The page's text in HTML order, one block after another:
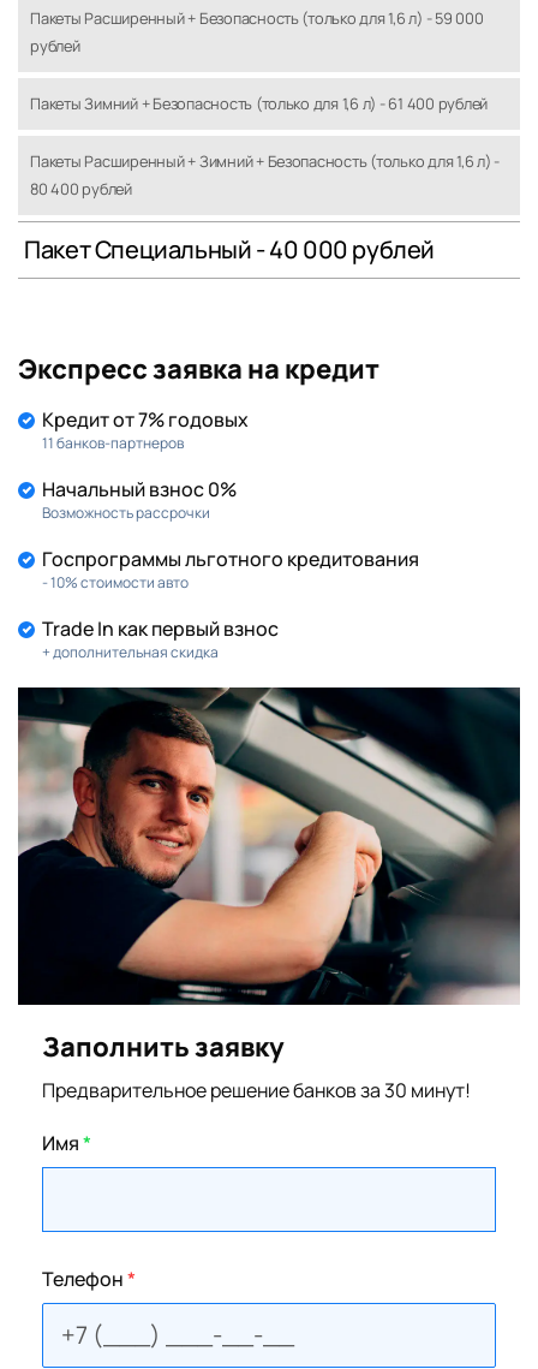
Пакеты Расширенный + Безопасность (только для 1,6 л) - 59 000
рублей
Пакеты Зимний + Безопасность (только для 1,6 л) - 61 400 рублей
Пакеты Расширенный + Зимний + Безопасность (только для 1,6 л) -
80 400 рублей
Пакет Специальный - 40 000 рублей
Экспресс заявка на кредит
Кредит от 7% годовых
11 банков-партнеров
Начальный взнос 0%
Возможность рассрочки
Госпрограммы льготного кредитования
- 10% стоимости авто
Trade In как первый взнос
+ дополнительная скидка
Заполнить заявку
Предварительное решение банков за 30 минут!
Имя*
Телефон*